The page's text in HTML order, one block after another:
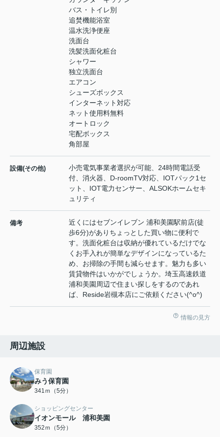
バス・トイレ別
追焚機能浴室
温水洗浄便座
洗面台
洗髪洗面化粧台
シャワー
独立洗面台
エアコン
シューズボックス
インターネット対応
ネット使用料無料
オートロック
宅配ボックス
角部屋
設備(その他)
小売電気事業者選択が可能、24時間電話受
付、消火器、D-roomTV対応、IOTパック1セ
ット、IOT電力センサー、ALSOKホームセキ
ュリティ
備考
近くにはセブンイレブン 浦和美園駅前店(徒
歩6分)がありちょっとした買い物に便利で
す。洗面化粧台は収納が優れているだけでな
くお手入れが簡単なデザインになっているた
め、お掃除の手間も減らせます。魅力も多い
賃貸物件はいかがでしょうか。埼玉高速鉄道
浦和美園周辺で住まい探しをするのであれ
ば、Reside岩槻本店にご依頼ください(^o^)
情報の見方
周辺施設
保育園
みう保育園
341ｍ（5分）
ショッピングセンター
イオンモール 浦和美園
352ｍ（5分）